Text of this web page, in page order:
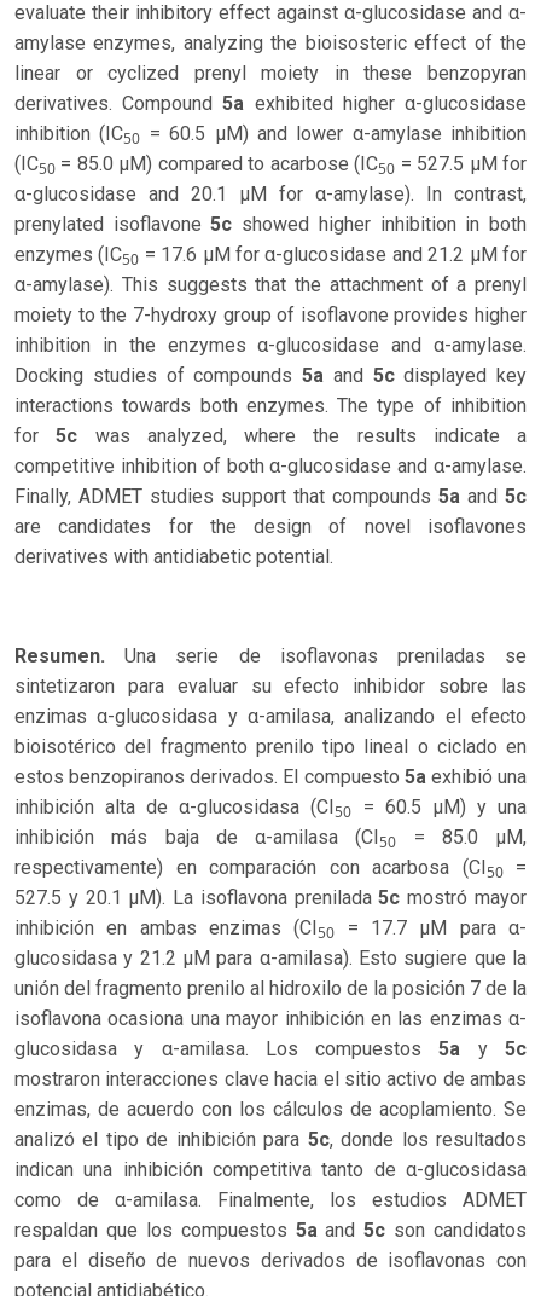
evaluate their inhibitory effect against α-glucosidase and α-
amylase enzymes, analyzing the bioisosteric effect of the
linear or cyclized prenyl moiety in these benzopyran
derivatives. Compound5a exhibited higher α-glucosidase
inhibition (IC50 = 60.5 µM) and lower α-amylase inhibition
(IC50 = 85.0 µM) compared to acarbose (IC50 = 527.5 µM for
α-glucosidase and 20.1 µM for α-amylase). In contrast,
prenylated isoflavone5c showed higher inhibition in both
enzymes (IC50 = 17.6 µM for α-glucosidase and 21.2 µM for
α-amylase). This suggests that the attachment of a prenyl
moiety to the 7-hydroxy group of isoflavone provides higher
inhibition in the enzymes α-glucosidase and α-amylase.
Docking studies of compounds 5a and 5cdisplayed key
interactions towards both enzymes. The type of inhibition
for5c was analyzed, where the results indicate a
competitive inhibition of both α-glucosidase and α-amylase.
Finally, ADMET studies support that compounds 5a and 5c
are candidates for the design of novel isoflavones
derivatives with antidiabetic potential.
Resumen. Una serie de isoflavonas preniladas se
sintetizaron para evaluar su efecto inhibidor sobre las
enzimas α-glucosidasa y α-amilasa, analizando el efecto
bioisotérico del fragmento prenilo tipo lineal o ciclado en
estos benzopiranos derivados. El compuesto 5aexhibió una
inhibición alta de α-glucosidasa (CI50 = 60.5 µM) y una
inhibición más baja de α-amilasa (CI50 = 85.0 µM,
respectivamente) en comparación con acarbosa (CI50=
527.5 y 20.1 µM). La isoflavona prenilada5c mostró mayor
inhibición en ambas enzimas (CI50 = 17.7 µM para α-
glucosidasa y 21.2 µM para α-amilasa). Esto sugiere que la
unión del fragmento prenilo al hidroxilo de la posición 7 de la
isoflavona ocasiona una mayor inhibición en las enzimas α-
glucosidasa y α-amilasa. Los compuestos5a y5c
mostraron interacciones clave hacia el sitio activo de ambas
enzimas, de acuerdo con los cálculos de acoplamiento. Se
analizó el tipo de inhibición para 5c, donde los resultados
indican una inhibición competitiva tanto de α-glucosidasa
como de α-amilasa. Finalmente, los estudios ADMET
respaldan que los compuestos 5aand5c son candidatos
para el diseño de nuevos derivados de isoflavonas con
potencial antidiabético.